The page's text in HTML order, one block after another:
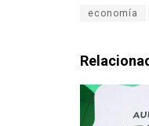
economía